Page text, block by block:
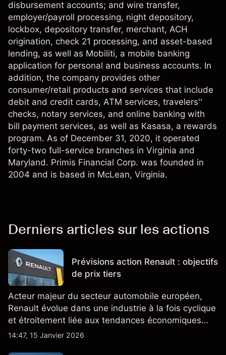
disbursement accounts; and wire transfer,
employer/payroll processing, night depository,
lockbox, depository transfer, merchant, ACH
origination, check 21 processing, and asset-based
lending, as well as Mobiliti, a mobile banking
application for personal and business accounts. In
addition, the company provides other
consumer/retail products and services that include
debit and credit cards, ATM services, travelers''
checks, notary services, and online banking with
bill payment services, as well as Kasasa, a rewards
program. As of December 31, 2020, it operated
forty-two full-service branches in Virginia and
Maryland. Primis Financial Corp. was founded in
2004 and is based in McLean, Virginia.
Derniers articles sur les actions
Prévisions action Renault : objectifs
de prix tiers
Acteur majeur du secteur automobile européen,
Renault évolue dans une industrie à la fois cyclique
et étroitement liée aux tendances économiques
générales.
14:47, 15 Janvier 2026